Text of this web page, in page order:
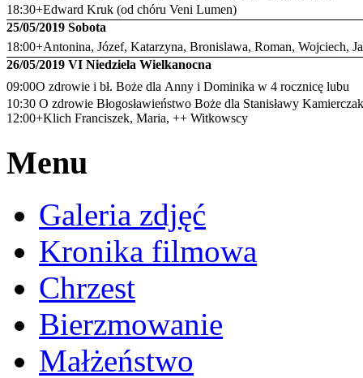
18:30+Edward Kruk (od chóru Veni Lumen)
25/05/2019 Sobota
18:00+Antonina, Józef, Katarzyna, Bronislawa, Roman, Wojciech,
26/05/2019 VI Niedziela Wielkanocna
09:00O zdrowie i bł. Boże dla Anny i Dominika w 4 rocznicę lubu
10:30 O zdrowie Błogosławieństwo Boże dla Stanisławy
12:00+Klich Franciszek, Maria, ++ Witkowscy
Menu
Galeria zdjęć
Kronika filmowa
Chrzest
Bierzmowanie
Małżeństwo